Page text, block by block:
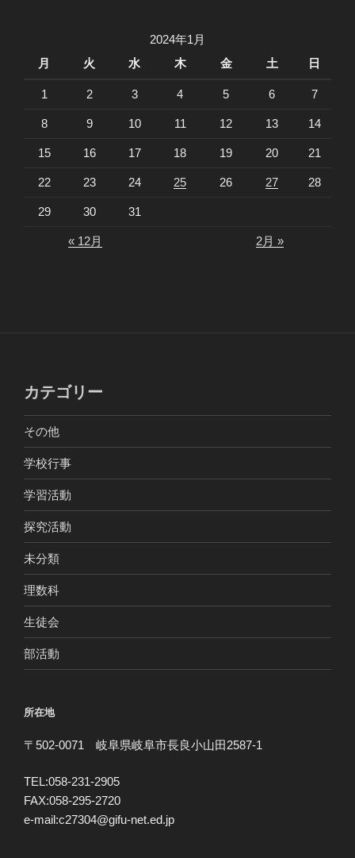
2024年1月
月
火 水 木 金 土 日
1 2 3 4 5 6 7
8 9 10 11 12 13 14
15 16 17 18 19 20 21
22 23 24 25 26 27 28
29 30 31
« 12月 2月 »
カテゴリー
その他
学校行事
学習活動
探究活動
未分類
理数科
生徒会
部活動
所在地
〒502-0071 岐阜県岐阜市長良小山田2587-1
TEL:058-231-2905
FAX:058-295-2720
e-mail:c27304@gifu-net.ed.jp